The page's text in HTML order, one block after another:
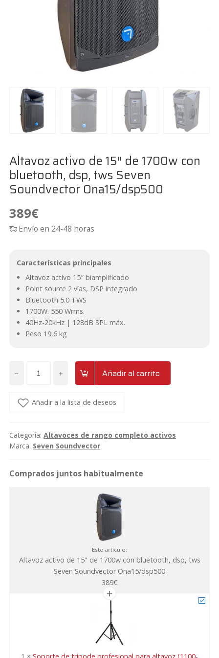
Altavoz activo de 15″ de 1700w con
bluetooth, dsp, tws Seven
Soundvector Ona15/dsp500
389€
Envío en 24-48 horas
Características principales
Altavoz activo 15″ biamplificado
Point source 2 vías, DSP integrado
Bluetooth 5.0 TWS
1700W. 550 Wrms.
40Hz-20kHz | 128dB SPL máx.
Peso 19,6 kg
−
de
1700w
con
dsp,
tws
+ Añadir al carrito
Añadir a la lista de deseos
Categoría:Altavoces de rango completo activos
Marca: Seven Soundvector
Este artículo:
Altavoz activo de 15" de 1700w con bluetooth, dsp, tws
Seven Soundvector Ona15/dsp500
389€